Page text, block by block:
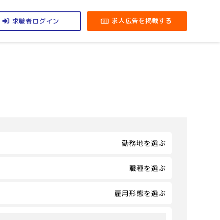
求職者ログイン 求人広告を掲載する
勤務地を選ぶ
職種を選ぶ
雇用形態を選ぶ